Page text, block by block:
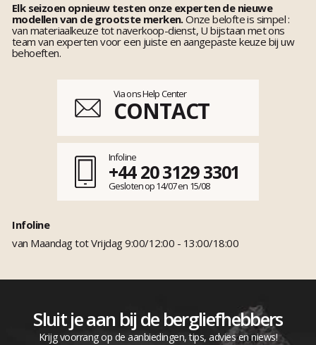
Elk seizoen opnieuw testen onze experten de nieuwe
modellen van de grootste merken.Onze belofte is simpel :
van materiaalkeuze tot naverkoop-dienst, U bijstaan met ons
team van experten voor een juiste en aangepaste keuze bij uw
behoeften.
Via ons Help Center
CONTACT
Infoline
+44 20 3129 3301
Gesloten op 14/07 en 15/08
Infoline
van Maandag tot Vrijdag 9:00/12:00 - 13:00/18:00
Sluit je aan bij de bergliefhebbers
Krijg voorrang op de aanbiedingen, tips, advies en niews!